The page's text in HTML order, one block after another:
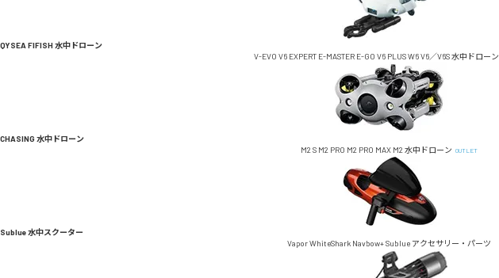
QYSEA FIFISH 水中ドローン
V-EVO V6 EXPERT E-MASTER E-GO V6 PLUS W6 V6／V6S 水中ドローン
CHASING 水中ドローン
M2 S M2 PRO M2 PRO MAX M2 水中ドローン OUTLET
Sublue 水中スクーター
Vapor WhiteShark Navbow+ Sublue アクセサリー・パーツ